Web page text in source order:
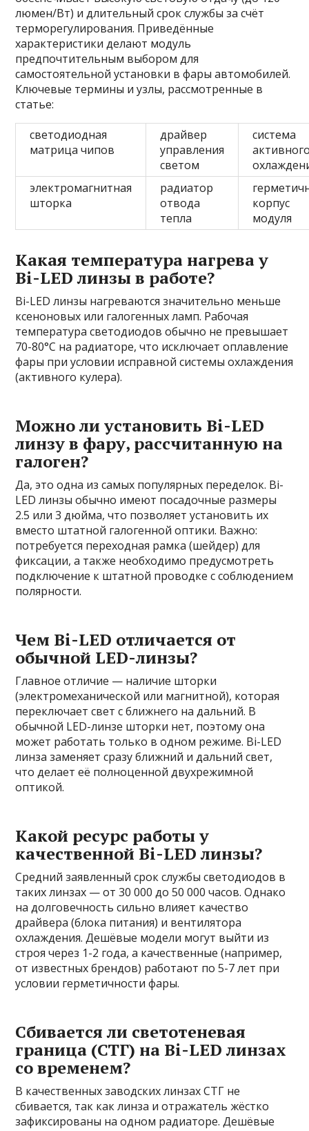
люмен/Вт) и длительный срок службы за счёт
терморегулирования. Приведённые
характеристики делают модуль
предпочтительным выбором для
самостоятельной установки в фары автомобилей.
Ключевые термины и узлы, рассмотренные в
статье:
светодиодная
матрица чипов
драйвер
управления
светом
система
электромагнитная
шторка
радиатор
отвода
тепла
корпус
модуля
Какая температура нагрева у
Bi-LED линзы в работе?
Bi-LED линзы нагреваются значительно меньше
ксеноновых или галогенных ламп. Рабочая
температура светодиодов обычно не превышает
70-80°C на радиаторе, что исключает оплавление
фары при условии исправной системы охлаждения
(активного кулера).
Можно ли установить Bi-LED
линзу в фару, рассчитанную на
галоген?
Да, это одна из самых популярных переделок. Bi-
LED линзы обычно имеют посадочные размеры
2.5 или 3 дюйма, что позволяет установить их
вместо штатной галогенной оптики. Важно:
потребуется переходная рамка (шейдер) для
фиксации, а также необходимо предусмотреть
подключение к штатной проводке с соблюдением
полярности.
Чем Bi-LED отличается от
обычной LED-линзы?
Главное отличие — наличие шторки
(электромеханической или магнитной), которая
переключает свет с ближнего на дальний. В
обычной LED-линзе шторки нет, поэтому она
может работать только в одном режиме. Bi-LED
линза заменяет сразу ближний и дальний свет,
что делает её полноценной двухрежимной
оптикой.
Какой ресурс работы у
качественной Bi-LED линзы?
Средний заявленный срок службы светодиодов в
таких линзах — от 30 000 до 50 000 часов. Однако
на долговечность сильно влияет качество
драйвера (блока питания) и вентилятора
охлаждения. Дешёвые модели могут выйти из
строя через 1-2 года, а качественные (например,
от известных брендов) работают по 5-7 лет при
условии герметичности фары.
Сбивается ли светотеневая
граница (СТГ) на Bi-LED линзах
со временем?
В качественных заводских линзах СТГ не
сбивается, так как линза и отражатель жёстко
зафиксированы на одном радиаторе. Дешёвые